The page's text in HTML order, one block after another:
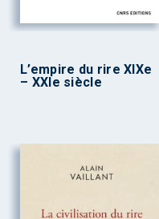
L’empire du rire XIXe
– XXIe siècle